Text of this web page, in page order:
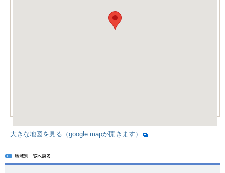
大きな地図を見る（google mapが開きます）